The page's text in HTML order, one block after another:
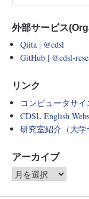
外部サービス
Qiita | @cdsl
GitHub | @cdsl-
リンク
コンピュータサ
CDSL English
研究室紹介（大学
アーカイブ